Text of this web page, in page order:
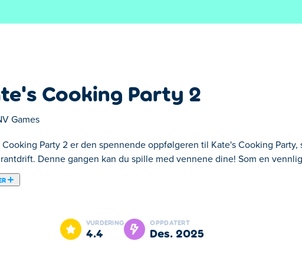
Cooking Party 2
Games
Cooking Party 2 er den spennende oppfølgeren til Kate's Cooking Party,
Denne gangen kan du spille med vennene dine! Som en
til Kate's Cooking Party, som gir enda mer moro for
dine tidsstyringsferdigheter ved å fullføre alle nivåene alene
med på denne morsomme matlagingsfesten med vennene dine?
VURDERING
4.4
OPPDATERT
des. 2025